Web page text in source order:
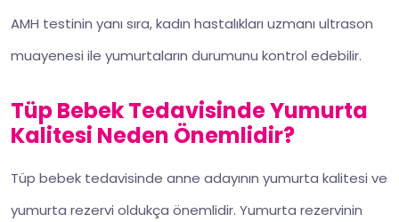
AMH testinin yanı sıra, kadın hastalıkları uzmanı ultrason
muayenesi ile yumurtaların durumunu kontrol edebilir.
Tüp Bebek Tedavisinde Yumurta
Kalitesi Neden Önemlidir?
Tüp bebek tedavisinde anne adayının yumurta kalitesi ve
yumurta rezervi oldukça önemlidir. Yumurta rezervinin